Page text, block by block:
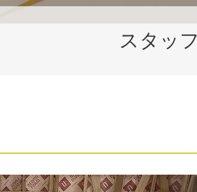
スタッ